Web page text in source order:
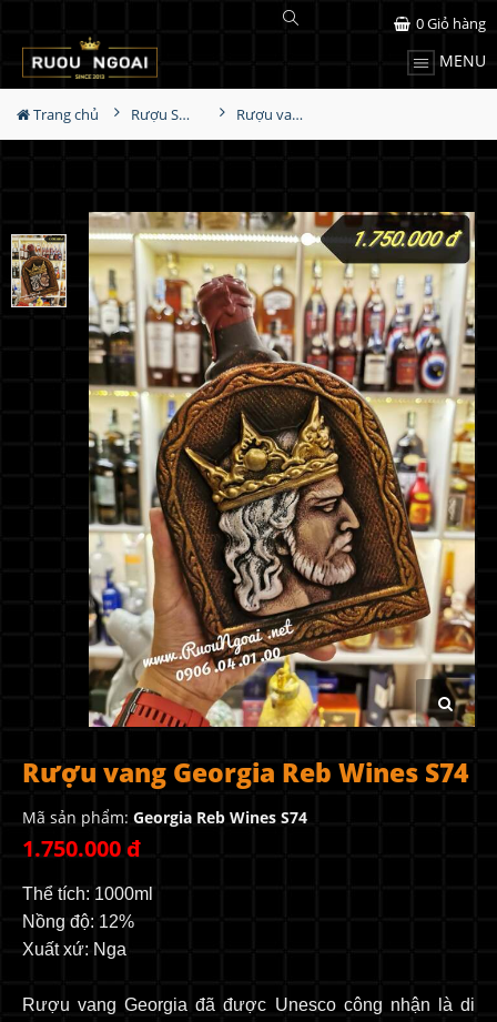
MENU
0Giỏ hàng
Trang chủ Rượu Sưu Tầm - Nga Rượu vang Georgia Reb Wines S74
Rượu vang Georgia Reb Wines S74
Mã sản phẩm: Georgia Reb Wines S74
1.750.000 đ
Thể tích: 1000ml
Nồng độ: 12%
Xuất xứ: Nga
Rượu vang Georgia đã được Unesco công nhận là di